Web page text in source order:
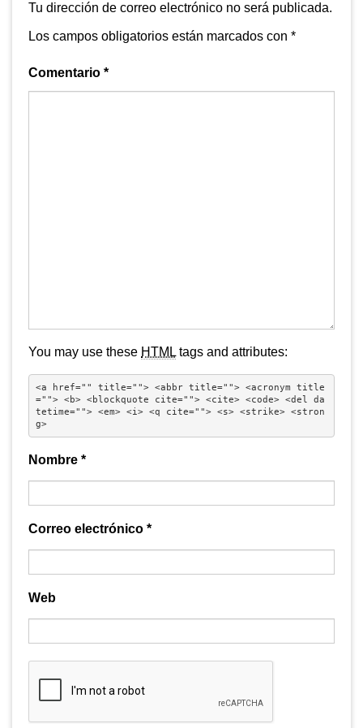
Tu dirección de correo electrónico no será publicada.
Los campos obligatorios están marcados con *
Comentario *
You may use these HTML tags and attributes:
<a href="" title=""> <abbr title=""> <acronym title
=""> <b> <blockquote cite=""> <cite> <code> <del da
tetime=""> <em> <i> <q cite=""> <s> <strike> <stron
g>
Nombre *
Correo electrónico *
Web